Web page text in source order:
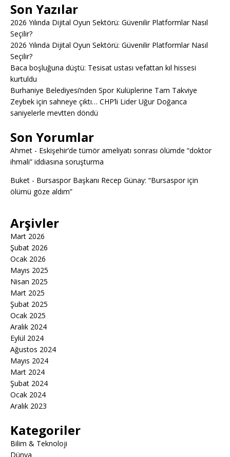
Son Yazılar
2026 Yılında Dijital Oyun Sektörü: Güvenilir Platformlar Nasıl
Seçilir?
2026 Yılında Dijital Oyun Sektörü: Güvenilir Platformlar Nasıl
Seçilir?
Baca boşluğuna düştü: Tesisat ustası vefattan kıl hissesi
kurtuldu
Burhaniye Belediyesi’nden Spor Kulüplerine Tam Takviye
Zeybek için sahneye çıktı… CHP’li Lider Uğur Doğanca
saniyelerle mevtten döndü
Son Yorumlar
Ahmet - Eskişehir’de tümör ameliyatı sonrası ölümde “doktor
ihmali” iddiasına soruşturma
Buket - Bursaspor Başkanı Recep Günay: “Bursaspor için
ölümü göze aldım”
Arşivler
Mart 2026
Şubat 2026
Ocak 2026
Mayıs 2025
Nisan 2025
Mart 2025
Şubat 2025
Ocak 2025
Aralık 2024
Eylül 2024
Ağustos 2024
Mayıs 2024
Mart 2024
Şubat 2024
Ocak 2024
Aralık 2023
Kategoriler
Bilim & Teknoloji
Dünya